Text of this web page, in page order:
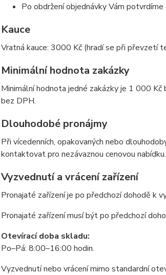
Po obdržení objednávky Vám
Kauce
Vratná kauce: 3000 Kč (hradí se při převzetí
Minimální hodnota zakázky
Minimální hodnota jedné zakázky je 1 000
bez DPH.
Dlouhodobé pronájmy
Při vícedenních, opakovaných nebo
kontaktovat pro nezávaznou cenovou nabídku.
Vyzvednutí a vrácení zařízení
Pronajaté zařízení je po předchozí dohodě k
Pronajaté zařízení musí být po předchozí
Otevírací doba skladu:
Po–Pá: 8:00–16:00 hodin.
Vyzvednutí nebo vrácení mimo standardní